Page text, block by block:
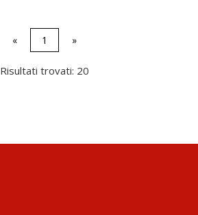
« 1 »
Risultati trovati: 20